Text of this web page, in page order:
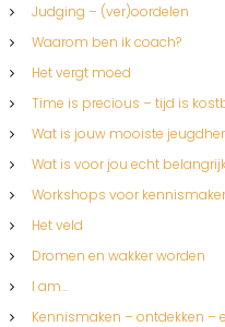
Judging – (ver)oordelen
Waarom ben ik coach?
Het vergt moed
Time is precious – tijd is
Wat is jouw mooiste
Wat is voor jou echt
Workshops voor
Het veld
Dromen en wakker worden
I am…
Kennismaken – ontdekken –